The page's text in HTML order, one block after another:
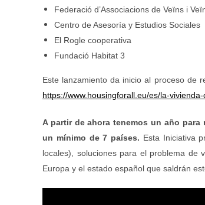
Federació d’Associacions de Veïns i
Centro de Asesoría y Estudios Sociales
El Rogle cooperativa
Fundació Habitat 3
Este lanzamiento da inicio al proceso de
https://www.housingforall.eu/es/la-
A partir de ahora tenemos un año
un mínimo de 7 países. Esta Iniciativa
locales), soluciones para el problema de
Europa y el estado español que saldrán